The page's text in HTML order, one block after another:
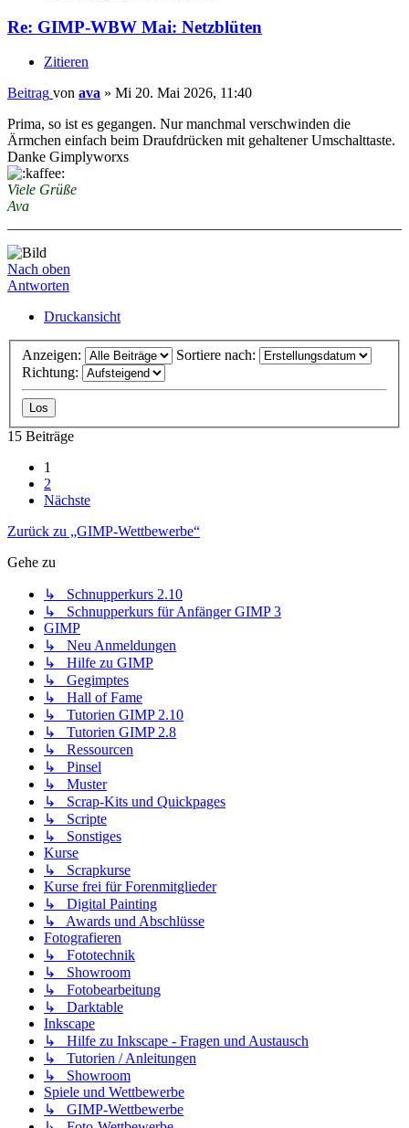
Re: GIMP-WBW Mai: Netzblüten
Zitieren
Beitrag von ava » Mi 20. Mai 2026, 11:40
Prima, so ist es gegangen. Nur manchmal verschwinden die
Ärmchen einfach beim Draufdrücken mit gehaltener Umschalttaste.
Danke Gimplyworxs
Viele Grüße
Ava
Nach oben
Antworten
Druckansicht
Anzeigen:
Sortiere nach:
Richtung:
15 Beiträge
1
2
Nächste
Zurück zu „GIMP-Wettbewerbe“
Gehe zu
↳ Schnupperkurs 2.10
↳ Schnupperkurs für Anfänger GIMP 3
GIMP
↳ Neu Anmeldungen
↳ Hilfe zu GIMP
↳ Gegimptes
↳ Hall of Fame
↳ Tutorien GIMP 2.10
↳ Tutorien GIMP 2.8
↳ Ressourcen
↳ Pinsel
↳ Muster
↳ Scrap-Kits und Quickpages
↳ Scripte
↳ Sonstiges
Kurse
↳ Scrapkurse
Kurse frei für Forenmitglieder
↳ Digital Painting
↳ Awards und Abschlüsse
Fotografieren
↳ Fototechnik
↳ Showroom
↳ Fotobearbeitung
↳ Darktable
Inkscape
↳ Hilfe zu Inkscape - Fragen und Austausch
↳ Tutorien / Anleitungen
↳ Showroom
Spiele und Wettbewerbe
↳ GIMP-Wettbewerbe